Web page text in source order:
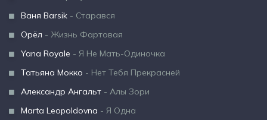
Ваня Barsik - Старався
Орёл - Жизнь Фартовая
Yana Royale - Я Не Мать-Одиночка
Татьяна Мокко - Нет Тебя Прекрасней
Александр Ангальт - Алы Зори
Marta Leopoldovna - Я Одна